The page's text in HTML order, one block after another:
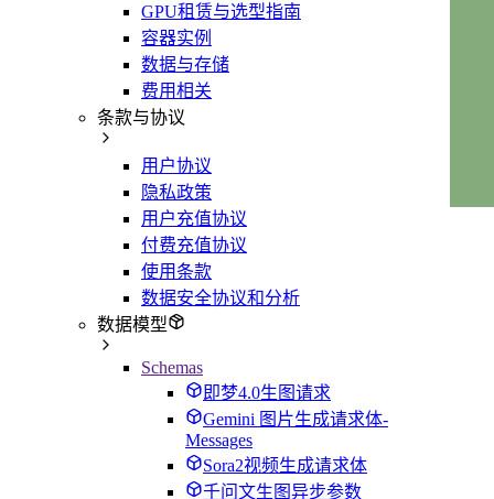
GPU租赁与选型指南
容器实例
数据与存储
费用相关
条款与协议
用户协议
隐私政策
用户充值协议
付费充值协议
使用条款
数据安全协议和分析
数据模型
Schemas
即梦4.0生图请求
Gemini 图片生成请求体-
Messages
Sora2视频生成请求体
千问文生图异步参数